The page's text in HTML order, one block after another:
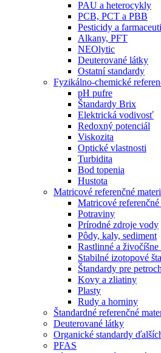
PAU a heterocykly
PCB, PCT a PBB
Pesticidy a
Alkany, PFT
NEOlytic
Deuterované látky
Ostatní standardy
Fyzikálno-chemické
pH pufre
Štandardy Brix
Elektrická vodivosť
Redoxný potenciál
Viskozita
Optické vlastnosti
Turbidita
Bod topenia
Hustota
Matricové referenčné
Matricové
Potraviny
Prírodné zdroje vody
Pôdy, kaly, sediment
Rastlinné a živočíšne
Stabilné izotopové
Štandardy pre
Kovy a zliatiny
Plasty
Rudy a horniny
Štandardné referenčné
Deuterované látky
Organické standardy
PFAS